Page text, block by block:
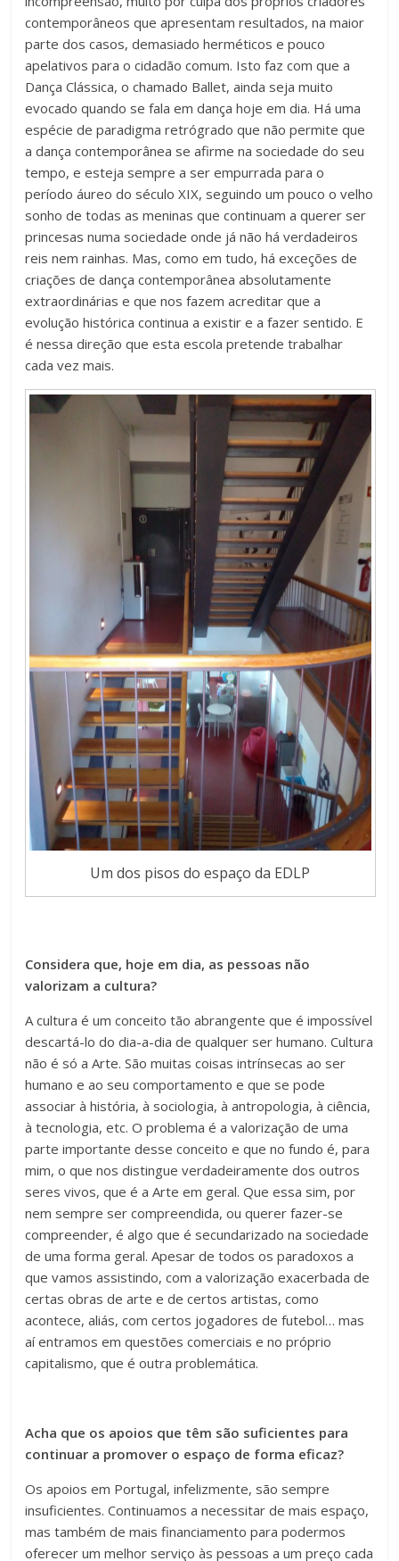
contemporâneos que apresentam resultados, na maior
parte dos casos, demasiado herméticos e pouco
apelativos para o cidadão comum. Isto faz com que a
Dança Clássica, o chamado Ballet, ainda seja muito
evocado quando se fala em dança hoje em dia. Há uma
espécie de paradigma retrógrado que não permite que
a dança contemporânea se afirme na sociedade do seu
tempo, e esteja sempre a ser empurrada para o
período áureo do século XIX, seguindo um pouco o velho
sonho de todas as meninas que continuam a querer ser
princesas numa sociedade onde já não há verdadeiros
reis nem rainhas. Mas, como em tudo, há exceções de
criações de dança contemporânea absolutamente
extraordinárias e que nos fazem acreditar que a
evolução histórica continua a existir e a fazer sentido. E
é nessa direção que esta escola pretende trabalhar
cada vez mais.
Um dos pisos do espaço da EDLP
Considera que, hoje em dia, as pessoas não
valorizam a cultura?
A cultura é um conceito tão abrangente que é impossível
descartá-lo do dia-a-dia de qualquer ser humano. Cultura
não é só a Arte. São muitas coisas intrínsecas ao ser
humano e ao seu comportamento e que se pode
associar à história, à sociologia, à antropologia, à ciência,
à tecnologia, etc. O problema é a valorização de uma
parte importante desse conceito e que no fundo é, para
mim, o que nos distingue verdadeiramente dos outros
seres vivos, que é a Arte em geral. Que essa sim, por
nem sempre ser compreendida, ou querer fazer-se
compreender, é algo que é secundarizado na sociedade
de uma forma geral. Apesar de todos os paradoxos a
que vamos assistindo, com a valorização exacerbada de
certas obras de arte e de certos artistas, como
acontece, aliás, com certos jogadores de futebol… mas
aí entramos em questões comerciais e no próprio
capitalismo, que é outra problemática.
Acha que os apoios que têm são suficientes para
continuar a promover o espaço de forma eficaz?
Os apoios em Portugal, infelizmente, são sempre
insuficientes. Continuamos a necessitar de mais espaço,
mas também de mais financiamento para podermos
oferecer um melhor serviço às pessoas a um preço cada